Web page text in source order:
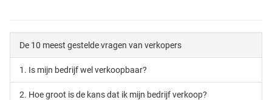
De 10 meest gestelde vragen van verkopers
1. Is mijn bedrijf wel verkoopbaar?
2. Hoe groot is de kans dat ik mijn bedrijf verkoop?